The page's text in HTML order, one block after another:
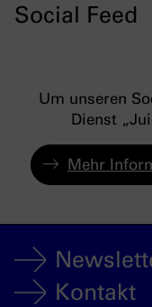
Social Feed
Um unseren
Dienst
Mehr
Kontakt